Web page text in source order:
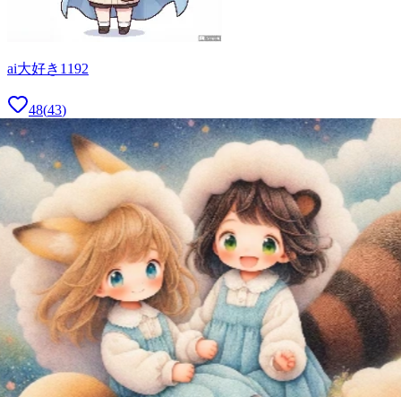
ai大好き1192
48(43)